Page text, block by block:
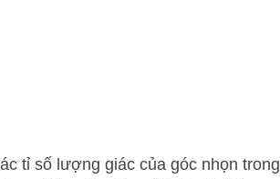
tỉ số lượng giác của góc nhọn trong